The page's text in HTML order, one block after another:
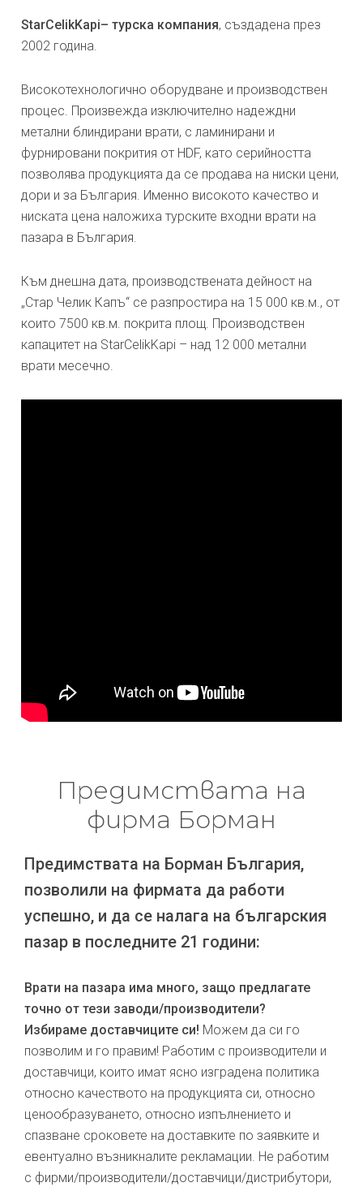
StarCelikKapi– турска компания, създадена през
2002 година.
Високотехнологично оборудване и производствен
процес. Произвежда изключително надеждни
метални блиндирани врати, с ламинирани и
фурнировани покрития от HDF, като серийността
позволява продукцията да се продава на ниски цени,
дори и за България. Именно високото качество и
ниската цена наложиха турските входни врати на
пазара в България.
Към днешна дата, производствената дейност на
„Стар Челик Капъ“ се разпростира на 15 000 кв.м., от
които 7500 кв.м. покрита площ. Производствен
капацитет на StarCelikKapi – над 12 000 метални
врати месечно.
Предимствата на
фирма Борман
Предимствата на Борман България,
позволили на фирмата да работи
успешно, и да се налага на българския
пазар в последните 21 години:
Врати на пазара има много, защо предлагате
точно от тези заводи/производители?
Избираме доставчиците си! Можем да си го
позволим и го правим! Работим с производители и
доставчици, които имат ясно изградена политика
относно качеството на продукцията си, относно
ценообразуването, относно изпълнението и
спазване сроковете на доставките по заявките и
евентуално възникналите рекламации. Не работим
с фирми/производители/доставчици/дистрибутори,